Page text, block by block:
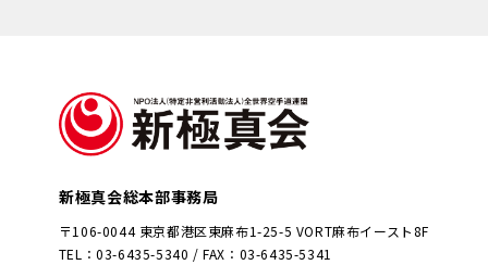
新極真会総本部事務局
〒106-0044 東京都港区東麻布1-25-5 VORT麻布イースト8F
TEL：03-6435-5340 / FAX：03-6435-5341